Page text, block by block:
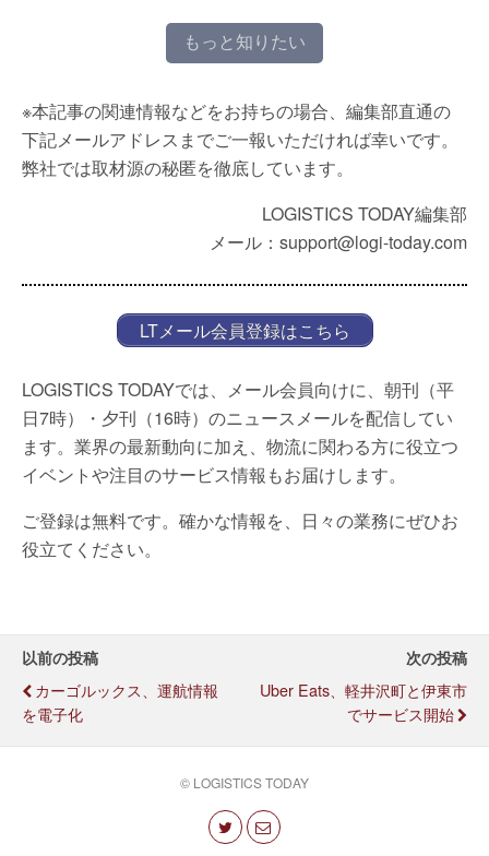
もっと知りたい
※本記事の関連情報などをお持ちの場合、編集部直通の
下記メールアドレスまでご一報いただければ幸いです。
弊社では取材源の秘匿を徹底しています。
LOGISTICS TODAY編集部
メール：support@logi-today.com
LTメール会員登録はこちら
LOGISTICS TODAYでは、メール会員向けに、朝刊（平
日7時）・夕刊（16時）のニュースメールを配信してい
ます。業界の最新動向に加え、物流に関わる方に役立つ
イベントや注目のサービス情報もお届けします。
ご登録は無料です。確かな情報を、日々の業務にぜひお
役立てください。
以前の投稿
カーゴルックス、運航情報
を電子化
次の投稿
Uber Eats、軽井沢町と伊東市
でサービス開始
© LOGISTICS TODAY